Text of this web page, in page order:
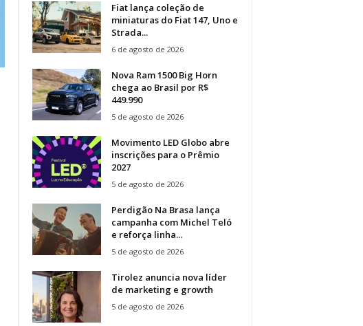
Fiat lança coleção de
miniaturas do Fiat 147, Uno e
Strada...
6 de agosto de 2026
Nova Ram 1500 Big Horn
chega ao Brasil por R$
449.990
5 de agosto de 2026
Movimento LED Globo abre
inscrições para o Prêmio
2027
5 de agosto de 2026
Perdigão Na Brasa lança
campanha com Michel Teló
e reforça linha...
5 de agosto de 2026
Tirolez anuncia nova líder
de marketing e growth
5 de agosto de 2026